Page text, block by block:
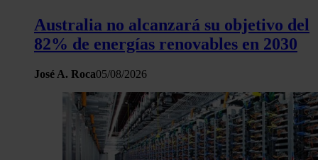
Australia no alcanzará su objetivo del
82% de energías renovables en 2030
José A. Roca05/08/2026